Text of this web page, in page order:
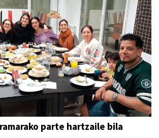
parte hartzaile bila